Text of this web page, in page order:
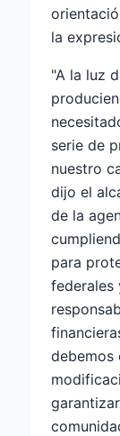
la
"A la luz
serie de
nuestro
dijo el
de la
para
federales
debemos